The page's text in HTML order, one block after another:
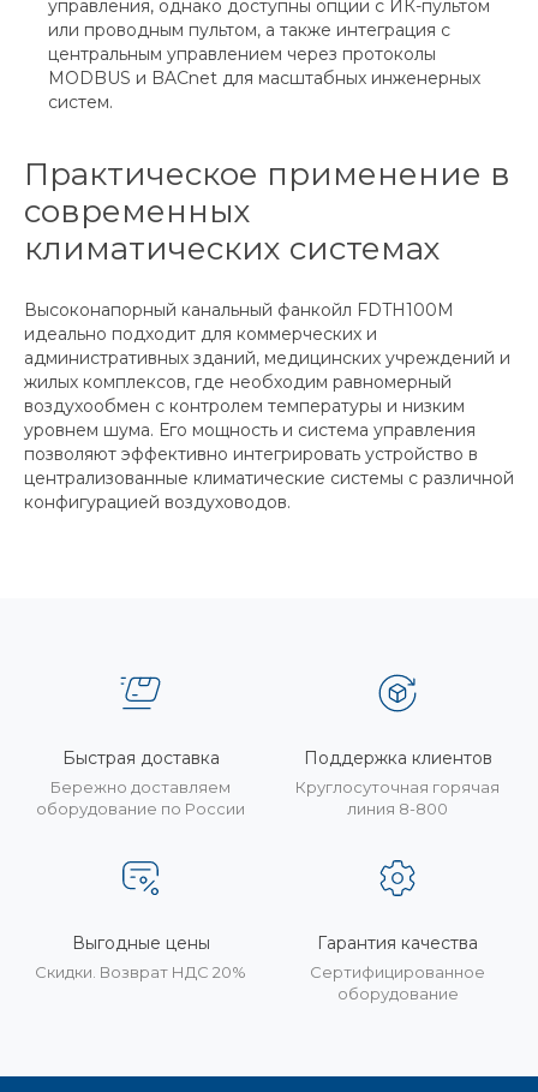
управления, однако доступны опции с ИК-пультом
или проводным пультом, а также интеграция с
центральным управлением через протоколы
MODBUS и BACnet для масштабных инженерных
систем.
Практическое применение в
современных
климатических системах
Высоконапорный канальный фанкойл FDTH100M
идеально подходит для коммерческих и
административных зданий, медицинских учреждений и
жилых комплексов, где необходим равномерный
воздухообмен с контролем температуры и низким
уровнем шума. Его мощность и система управления
позволяют эффективно интегрировать устройство в
централизованные климатические системы с различной
конфигурацией воздуховодов.
Быстрая доставка
Бережно доставляем
оборудование по России
Поддержка клиентов
Круглосуточная горячая
линия 8-800
Выгодные цены
Скидки. Возврат НДС 20%
Гарантия качества
Сертифицированное
оборудование